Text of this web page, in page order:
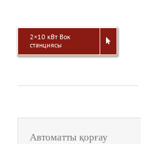
2×10 кВт Вок
станциясы
Автоматты қорғау